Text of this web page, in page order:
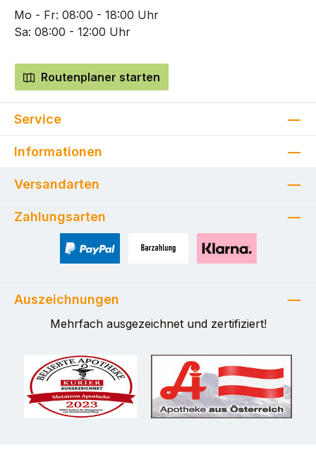
Mo - Fr: 08:00 - 18:00 Uhr
Sa: 08:00 - 12:00 Uhr
Routenplaner starten
Service
Informationen
Versandarten
Zahlungsarten
Auszeichnungen
Mehrfach ausgezeichnet und zertifiziert!